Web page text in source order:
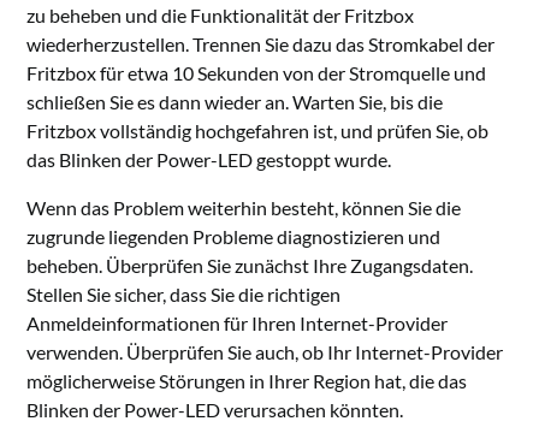
zu beheben und die Funktionalität der Fritzbox
wiederherzustellen. Trennen Sie dazu das Stromkabel der
Fritzbox für etwa 10 Sekunden von der Stromquelle und
schließen Sie es dann wieder an. Warten Sie, bis die
Fritzbox vollständig hochgefahren ist, und prüfen Sie, ob
das Blinken der Power-LED gestoppt wurde.
Wenn das Problem weiterhin besteht, können Sie die
zugrunde liegenden Probleme diagnostizieren und
beheben. Überprüfen Sie zunächst Ihre Zugangsdaten.
Stellen Sie sicher, dass Sie die richtigen
Anmeldeinformationen für Ihren Internet-Provider
verwenden. Überprüfen Sie auch, ob Ihr Internet-Provider
möglicherweise Störungen in Ihrer Region hat, die das
Blinken der Power-LED verursachen könnten.